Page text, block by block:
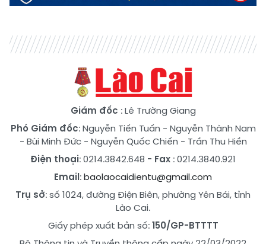
Giám đốc : Lê Trường Giang
Phó Giám đốc:Nguyễn Tiến Tuấn - Nguyễn Thành Nam
- Bùi Minh Đức- Nguyễn Quốc Chiến - Trần Thu Hiền
Điện thoại: 0214.3842.648 - Fax : 0214.3840.921
Email:baolaocaidientu@gmail.com
Trụ sở: số 1024, đường Điện Biên, phường Yên Bái, tỉnh
Lào Cai.
Giấy phép xuất bản số:150/GP-BTTTT